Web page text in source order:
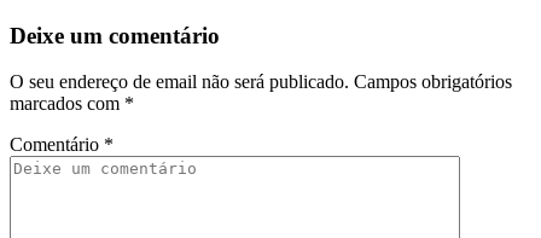
Deixe um comentário
O seu endereço de email não será publicado. Campos obrigatórios
marcados com *
Comentário *